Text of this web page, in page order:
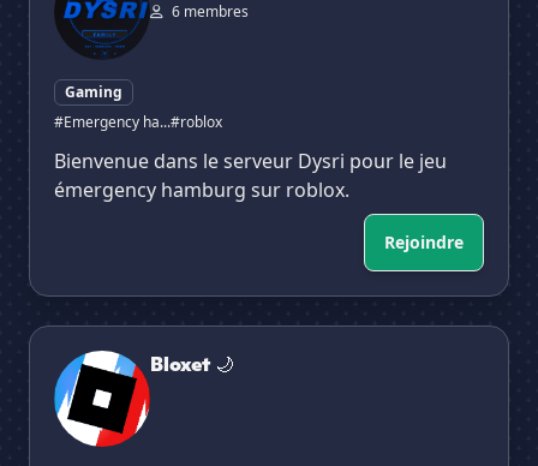
6 membres
Gaming
#Emergency ha...#roblox
Bienvenue dans le serveur Dysri pour le jeu
émergency hamburg sur roblox.
Rejoindre
Bloxet 🌙
Bloxet 🌙